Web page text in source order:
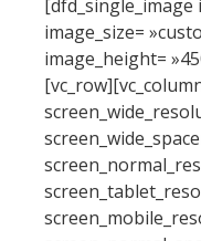
[dfd_single_image
image_size=
image_height=